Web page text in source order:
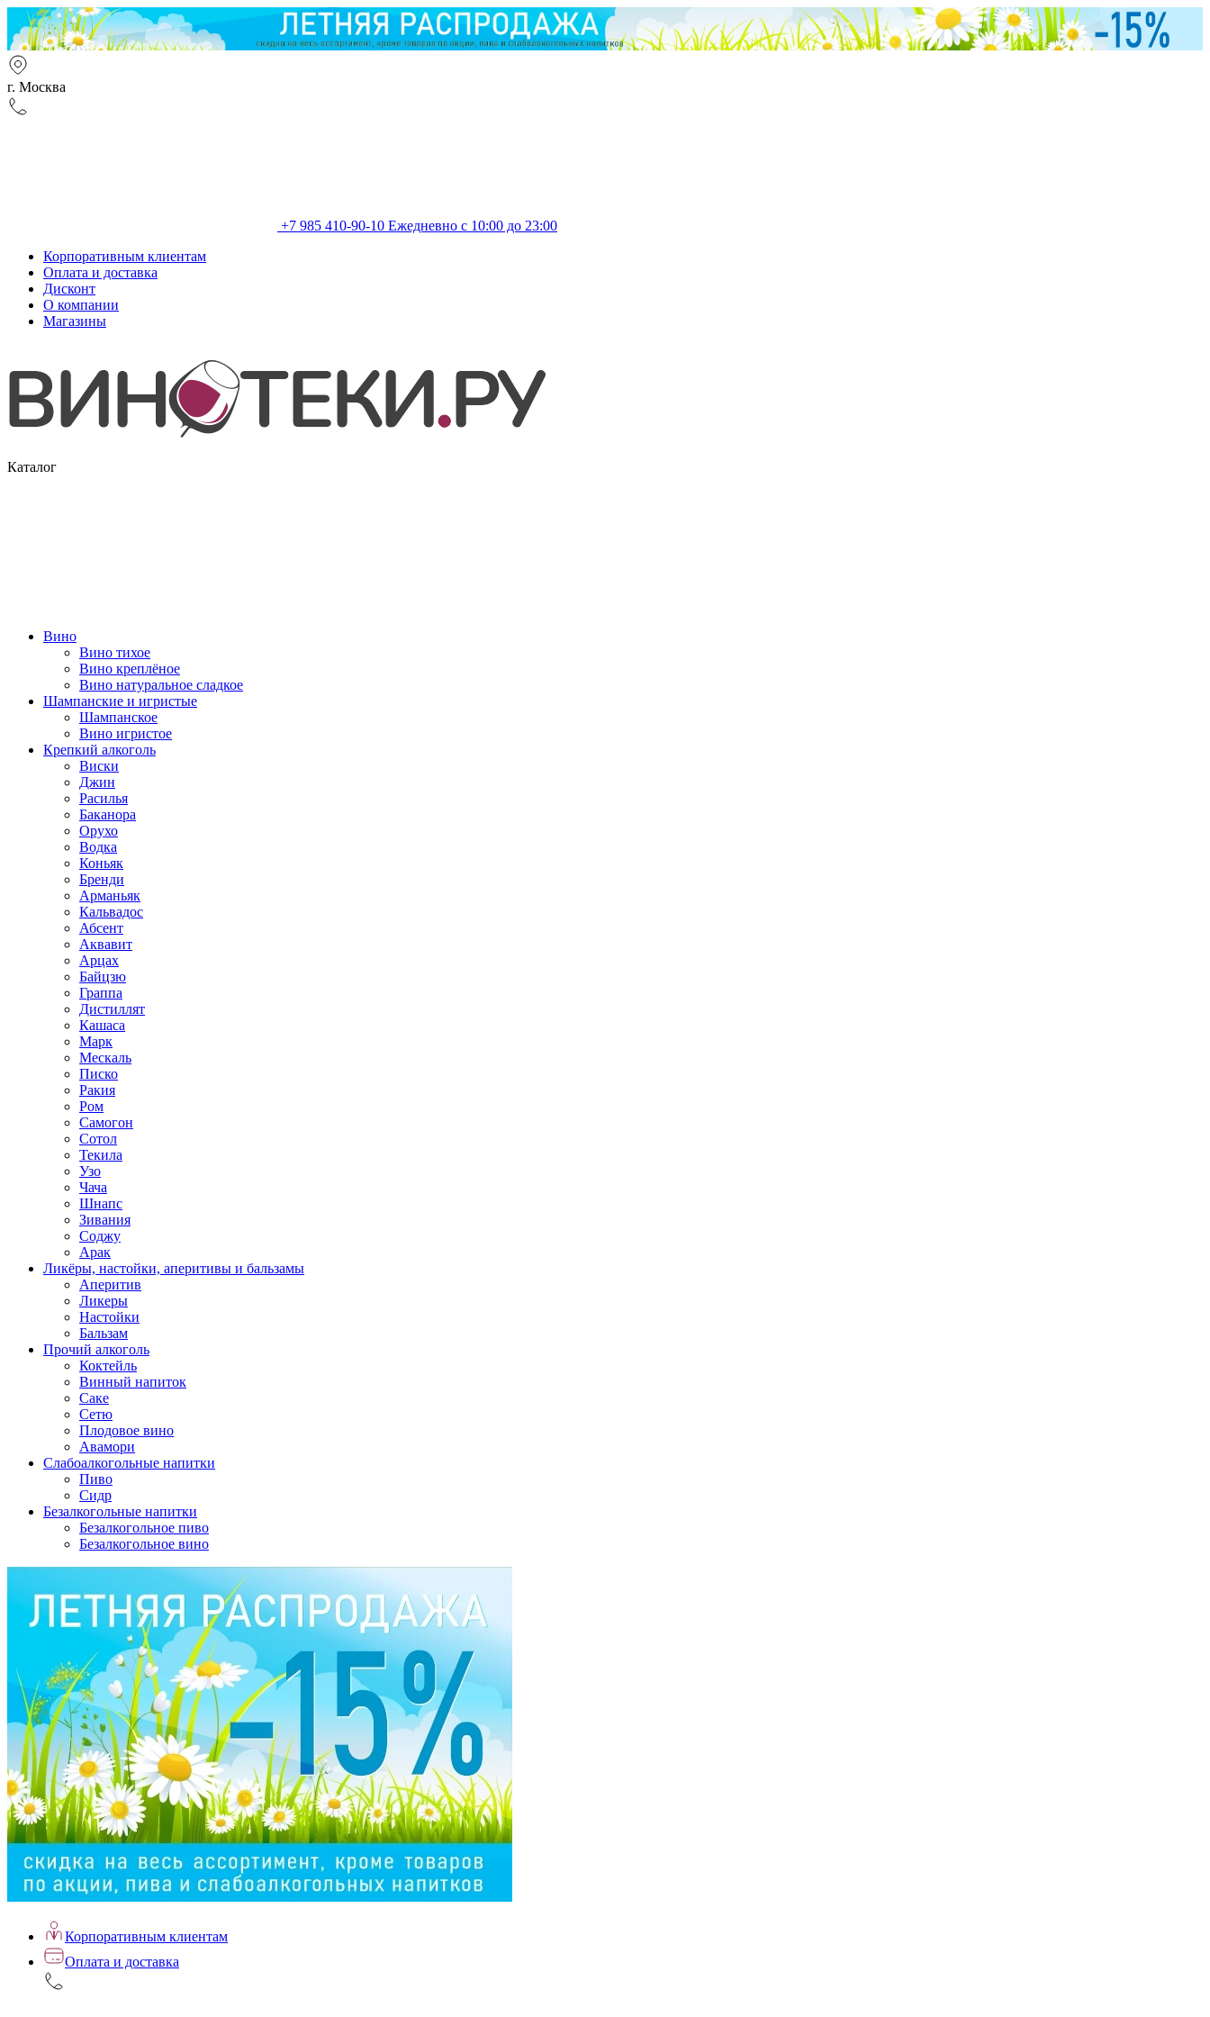
г. Москва
+7 985 410-90-10 Ежедневно с 10:00 до 23:00
Корпоративным клиентам
Оплата и доставка
Дисконт
О компании
Магазины
Каталог
Вино
Вино тихое
Вино креплёное
Вино натуральное сладкое
Шампанские и игристые
Шампанское
Вино игристое
Крепкий алкоголь
Виски
Джин
Расилья
Баканора
Орухо
Водка
Коньяк
Бренди
Арманьяк
Кальвадос
Абсент
Аквавит
Арцах
Байцзю
Граппа
Дистиллят
Кашаса
Марк
Мескаль
Писко
Ракия
Ром
Самогон
Сотол
Текила
Узо
Чача
Шнапс
Зивания
Соджу
Арак
Ликёры, настойки, аперитивы и бальзамы
Аперитив
Ликеры
Настойки
Бальзам
Прочий алкоголь
Коктейль
Винный напиток
Саке
Сетю
Плодовое вино
Авамори
Слабоалкогольные напитки
Пиво
Сидр
Безалкогольные напитки
Безалкогольное пиво
Безалкогольное вино
Корпоративным клиентам
Оплата и доставка